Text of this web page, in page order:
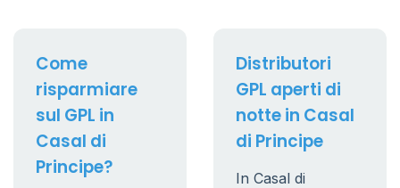
Come
risparmiare
sul GPL in
Casal di
Principe?
Distributori
GPL aperti di
notte in Casal
di Principe
In Casal di